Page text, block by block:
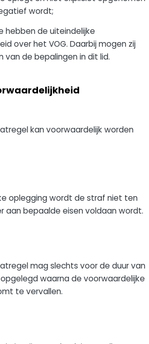
wordt;
hebben de uiteindelijke
over het VOG. Daarbij mogen zij
de bepalingen in dit lid.
kan voorwaardelijk worden
oplegging wordt de straf niet ten
aan bepaalde eisen voldaan wordt.
mag slechts voor de duur van
waarna de voorwaardelijke
te vervallen.